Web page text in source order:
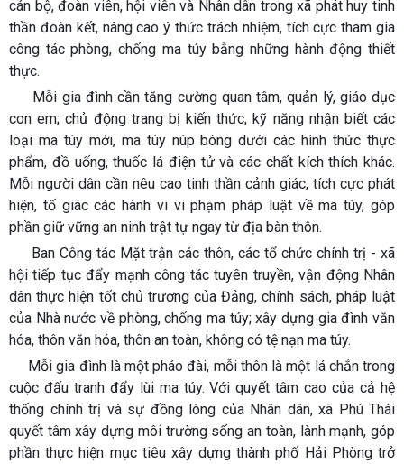
cán bộ, đoàn viên, hội viên và Nhân dân trong xã phát huy tinh
thần đoàn kết, nâng cao ý thức trách nhiệm, tích cực tham gia
công tác phòng, chống ma túy bằng những hành động thiết
thực.
Mỗi gia đình cần tăng cường quan tâm, quản lý, giáo dục
con em; chủ động trang bị kiến thức, kỹ năng nhận biết các
loại ma túy mới, ma túy núp bóng dưới các hình thức thực
phẩm, đồ uống, thuốc lá điện tử và các chất kích thích khác.
Mỗi người dân cần nêu cao tinh thần cảnh giác, tích cực phát
hiện, tố giác các hành vi vi phạm pháp luật về ma túy, góp
phần giữ vững an ninh trật tự ngay từ địa bàn thôn.
Ban Công tác Mặt trận các thôn, các tổ chức chính trị - xã
hội tiếp tục đẩy mạnh công tác tuyên truyền, vận động Nhân
dân thực hiện tốt chủ trương của Đảng, chính sách, pháp luật
của Nhà nước về phòng, chống ma túy; xây dựng gia đình văn
hóa, thôn văn hóa, thôn an toàn, không có tệ nạn ma túy.
Mỗi gia đình là một pháo đài, mỗi thôn là một lá chắn trong
cuộc đấu tranh đẩy lùi ma túy. Với quyết tâm cao của cả hệ
thống chính trị và sự đồng lòng của Nhân dân, xã Phú Thái
quyết tâm xây dựng môi trường sống an toàn, lành mạnh, góp
phần thực hiện mục tiêu xây dựng thành phố Hải Phòng trở